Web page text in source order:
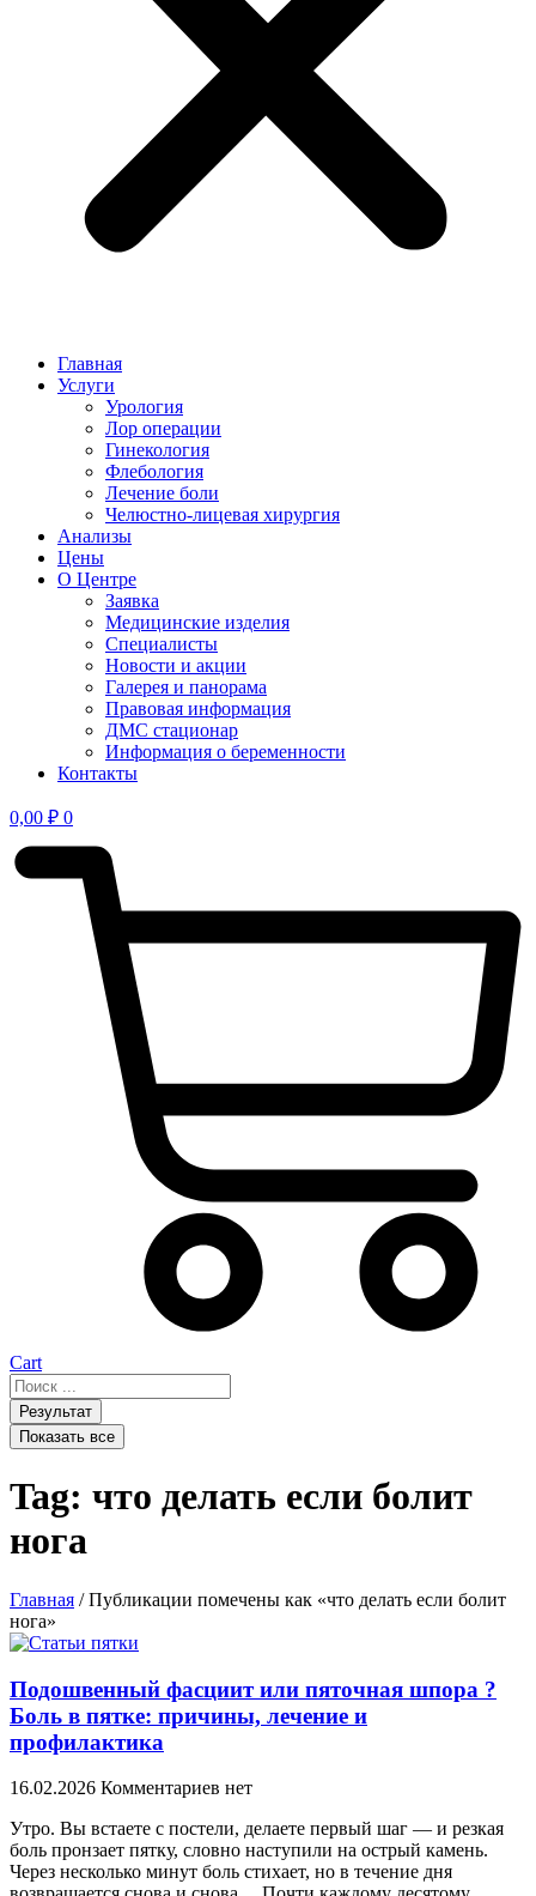
Главная
Услуги
Урология
Лор операции
Гинекология
Флебология
Лечение боли
Челюстно-лицевая хирургия
Анализы
Цены
О Центре
Заявка
Медицинские изделия
Специалисты
Новости и акции
Галерея и панорама
Правовая информация
ДМС стационар
Информация о беременности
Контакты
0,00 ₽ 0
Cart
Search
...Результат
Показать все
Tag: что делать если болит
нога
Главная / Публикации помечены как «что делать если болит
нога»
Подошвенный фасциит или пяточная шпора ?
Боль в пятке: причины, лечение и
профилактика
16.02.2026 Комментариев нет
Утро. Вы встаете с постели, делаете первый шаг — и резкая
боль пронзает пятку, словно наступили на острый камень.
Через несколько минут боль стихает, но в течение дня